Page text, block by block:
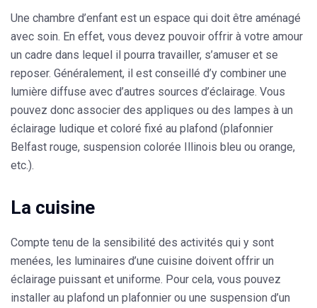
Une chambre d’enfant est un espace qui doit être aménagé
avec soin. En effet, vous devez pouvoir offrir à votre amour
un cadre dans lequel il pourra travailler, s’amuser et se
reposer. Généralement, il est conseillé d’y combiner une
lumière diffuse avec d’autres sources d’éclairage. Vous
pouvez donc associer des appliques ou des lampes à un
éclairage ludique et coloré fixé au plafond (plafonnier
Belfast rouge, suspension colorée Illinois bleu ou orange,
etc.).
La cuisine
Compte tenu de la sensibilité des activités qui y sont
menées, les luminaires d’une cuisine doivent offrir un
éclairage puissant et uniforme. Pour cela, vous pouvez
installer au plafond un plafonnier ou une suspension d’un